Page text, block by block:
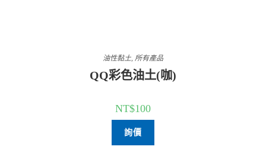
油性黏土, 所有產品
QQ彩色油土(咖)
NT$100
詢價